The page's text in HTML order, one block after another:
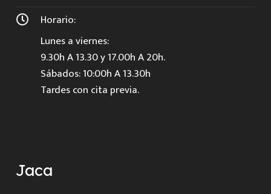
Horario:
Lunes a viernes:
9.30h A 13.30 y 17.00h A 20h.
Sábados: 10:00h A 13.30h
Tardes con cita previa.
Jaca